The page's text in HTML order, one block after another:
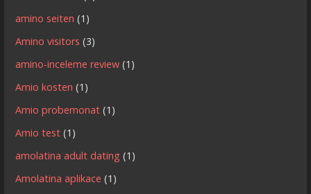
amino seiten (1)
Amino visitors (3)
amino-inceleme review (1)
Amio kosten (1)
Amio probemonat (1)
Amio test (1)
amolatina adult dating (1)
Amolatina aplikace (1)